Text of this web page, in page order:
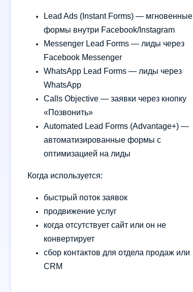
Lead Ads (Instant Forms) — мгновенные
формы внутри Facebook/Instagram
Messenger Lead Forms — лиды через
Facebook Messenger
WhatsApp Lead Forms — лиды через
WhatsApp
Calls Objective — заявки через кнопку
«Позвонить»
Automated Lead Forms (Advantage+) —
автоматизированные формы с
оптимизацией на лиды
Когда используется:
быстрый поток заявок
продвижение услуг
когда отсутствует сайт или он не
конвертирует
сбор контактов для отдела продаж или
CRM